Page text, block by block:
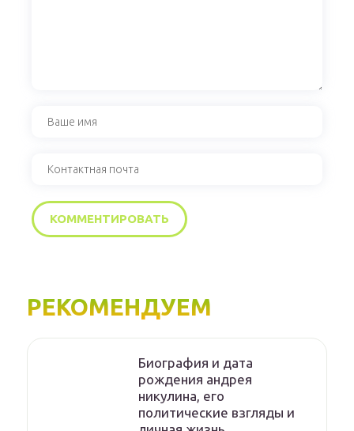
РЕКОМЕНДУЕМ
Биография и дата
рождения андрея
никулина, его
политические взгляды и